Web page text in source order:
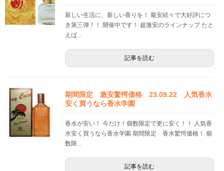
新しい生活に、新しい香りを！ 最安続々で大好評につ
き第三弾！！ 開催中です！ 超激安のラインナップ たと
えば...
記事を読む
期間限定 激安驚愕価格 23.09.22 人気香水
安く買うなら香水学園
香水が安い！ 今だけ！個数限定で更に安く！！ 人気香
水安く買うなら香水学園 期間限定 香水驚愕価格！ 個
数限...
記事を読む